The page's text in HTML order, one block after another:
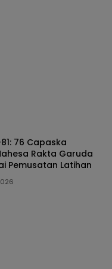
76 Capaska
Rakta Garuda
Pemusatan Latihan